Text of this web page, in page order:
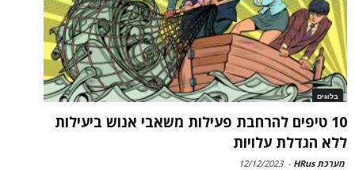
בלוגים
10 טיפים להרחבת פעילות משאבי אנוש ביעילות
ללא הגדלת עלויות
מערכת HRus -
12/12/2023